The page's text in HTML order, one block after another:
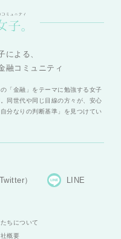
による、
融コミュニティ
「金融」をテーマに勉強する女子
同世代や同じ目線の方々が、安心
分なりの判断基準」を見つけてい
） LINE
ちについて
概要